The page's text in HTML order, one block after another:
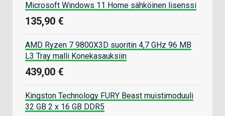
Microsoft Windows 11 Home sähköinen lisenssi
135,90 €
AMD Ryzen 7 9800X3D suoritin 4,7 GHz 96 MB
L3 Tray malli Konekasauksiin
439,00 €
Kingston Technology FURY Beast muistimoduuli
32 GB 2 x 16 GB DDR5